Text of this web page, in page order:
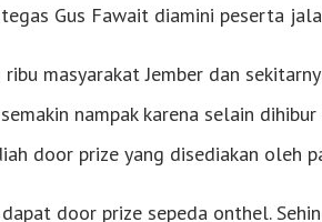
Gus Fawait diamini peserta
ribu masyarakat Jember dan
nampak karena selain
door prize yang disediakan oleh
door prize sepeda onthel.